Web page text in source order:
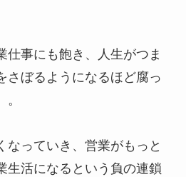
仕事にも飽き、人生がつま
さぼるようになるほど腐っ
なっていき、営業がもっと
生活になるという負の連鎖